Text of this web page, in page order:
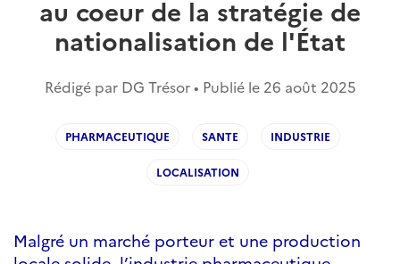
au coeur de la stratégie de
nationalisation de l'État
Rédigé par DG Trésor • Publié le 26 août 2025
PHARMACEUTIQUE SANTE INDUSTRIE
LOCALISATION
Malgré un marché porteur et une production